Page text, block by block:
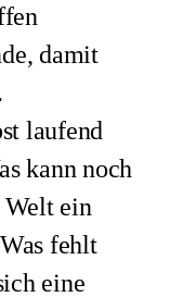
damit
laufend
kann noch
Welt ein
fehlt
eine